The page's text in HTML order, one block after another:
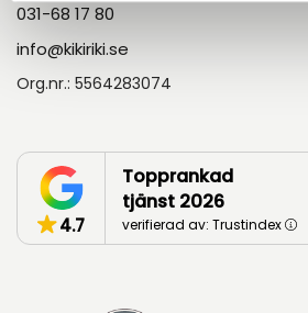
031-68 17 80
info@kikiriki.se
Org.nr.: 5564283074
4.7
Topprankad
tjänst 2026
verifierad av: Trustindex